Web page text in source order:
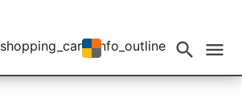
search
shopping_cart info_outline
Events filtern menu